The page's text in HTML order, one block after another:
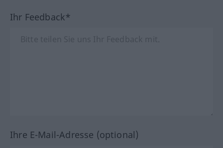
Ihr Feedback*
Ihre E-Mail-Adresse (optional)